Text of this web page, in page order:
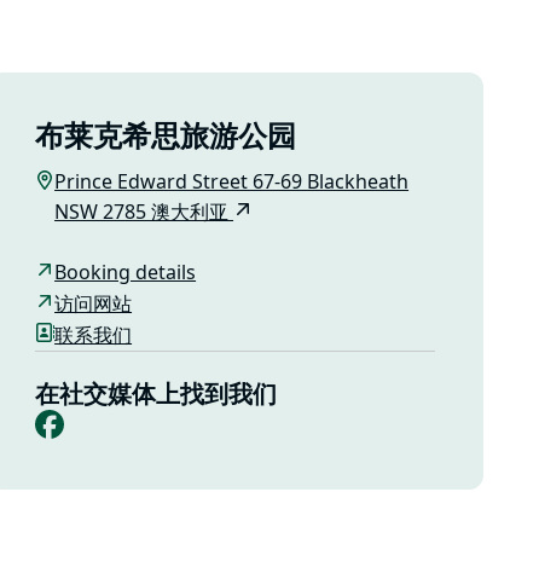
布莱克希思旅游公园
Prince Edward Street 67-69 Blackheath
NSW 2785 澳大利亚
Booking details
访问网站
联系我们
在社交媒体上找到我们
Facebook